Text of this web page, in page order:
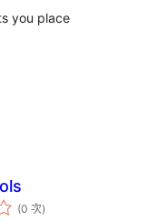
you place
(0 次評
分)